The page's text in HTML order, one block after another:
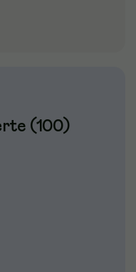
(100)